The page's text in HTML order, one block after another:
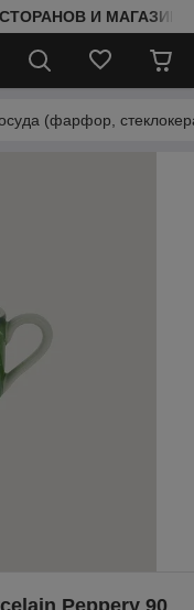
И
(фарфор,
Peppery 90